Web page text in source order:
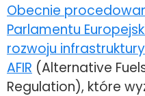
Obecnie
Parlamentu
rozwoju
AFIR (Alternative
Regulation), które